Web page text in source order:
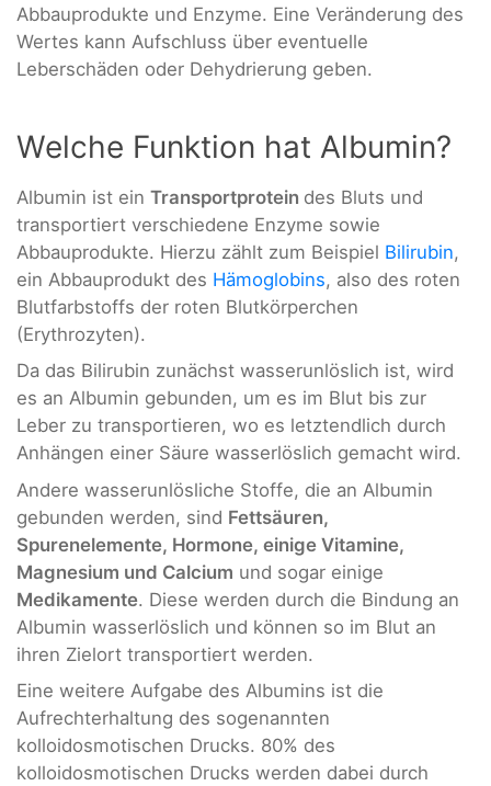
Abbauprodukte und Enzyme. Eine Veränderung des
Wertes kann Aufschluss über eventuelle
Leberschäden oder Dehydrierung geben.
Welche Funktion hat Albumin?
Albumin ist ein Transportprotein des Bluts und
transportiert verschiedene Enzyme sowie
Abbauprodukte. Hierzu zählt zum Beispiel Bilirubin,
ein Abbauprodukt des Hämoglobins, also des roten
Blutfarbstoffs der roten Blutkörperchen
(Erythrozyten).
Da das Bilirubin zunächst wasserunlöslich ist, wird
es an Albumin gebunden, um es im Blut bis zur
Leber zu transportieren, wo es letztendlich durch
Anhängen einer Säure wasserlöslich gemacht wird.
Andere wasserunlösliche Stoffe, die an Albumin
gebunden werden, sind Fettsäuren,
Spurenelemente, Hormone, einige Vitamine,
Magnesium und Calcium und sogar einige
Medikamente. Diese werden durch die Bindung an
Albumin wasserlöslich und können so im Blut an
ihren Zielort transportiert werden.
Eine weitere Aufgabe des Albumins ist die
Aufrechterhaltung des sogenannten
kolloidosmotischen Drucks. 80% des
kolloidosmotischen Drucks werden dabei durch